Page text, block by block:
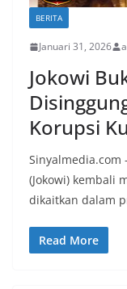
BERITA
Januari 31, 2026
Jokowi
Korupsi
Sinyalmedia.com
(Jokowi) kembali
dikaitkan dalam
Read More